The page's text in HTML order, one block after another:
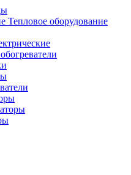
Тепловое оборудование